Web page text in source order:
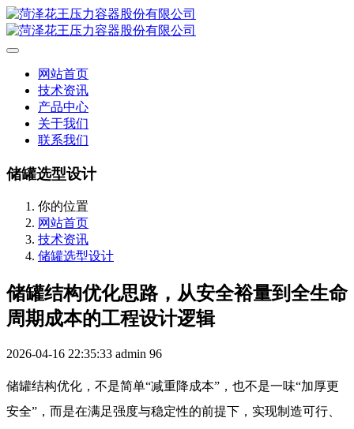
网站首页
技术资讯
产品中心
关于我们
联系我们
储罐选型设计
你的位置
网站首页
技术资讯
储罐选型设计
储罐结构优化思路，从安全裕量到全生命
周期成本的工程设计逻辑
2026-04-16 22:35:33 admin 96
储罐结构优化，不是简单“减重降成本”，也不是一味“加厚更
安全”，而是在满足强度与稳定性的前提下，实现制造可行、